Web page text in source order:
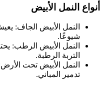
أنواع النمل الأبيض
النمل الأبيض الجاف:
شيوعًا.
النمل الأبيض الرطب:
التربة الرطبة.
النمل الأبيض تحت
تدمير المباني.